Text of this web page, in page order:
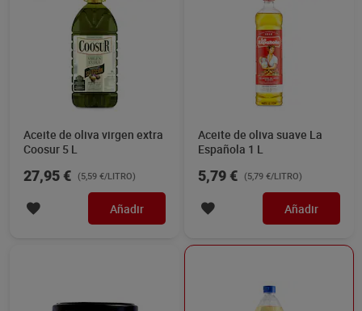
Aceite de oliva virgen extra
Coosur 5 L
27,95 € (5,59 €/LITRO)
Añadir
Aceite de oliva suave La
Española 1 L
5,79 € (5,79 €/LITRO)
Añadir